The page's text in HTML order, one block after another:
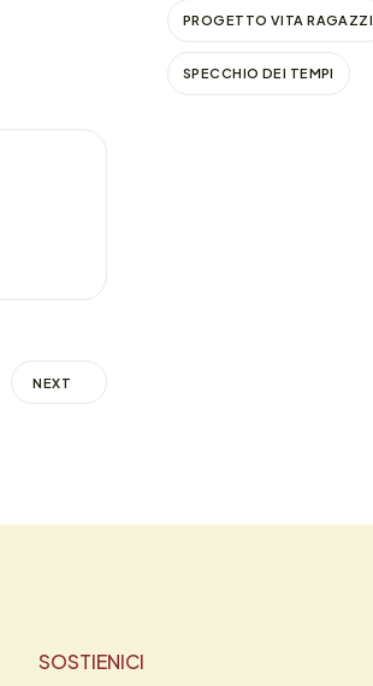
NEXT
PROGETTO VITA RAGAZZI
SPECCHIO DEI TEMPI
SOSTIENICI